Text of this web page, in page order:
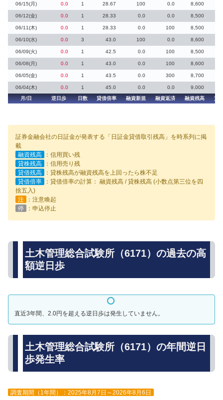
06/15(月) 0.0 1 28.67 100 0.0 8,600
06/12(金) 0.0 1 28.33 0.0 0.0 8,500
06/11(木) 0.0 1 28.33 0.0 100 8,500
06/10(水) 0.0 3 43.0 100 0.0 8,600
06/09(火) 0.0 1 42.5 0.0 100 8,500
06/08(月) 0.0 1 43.0 0.0 100 8,600
06/05(金) 0.0 1 43.5 0.0 300 8,700
06/04(木) 0.0 1 45.0 0.0 0.0
9,000
月/日
逆日歩 日数 貸借倍率 融資新規 融資返済 融資残高 貸
証券金融会社の日証金が発表する「日証金貸借取引残高」を時系列に掲
載
融資残高
：信用買い残
貸株残高
：信用売り残
貸借残高
：貸株残高が融資残高を上回ったら株不足
貸借倍率
：貸借倍率の計算： 融資残高 / 貸株残高 (小数点第三位を四
捨五入)
注
：注意喚起
停
：申込停止
土木管理総合試験所（6171）の過去の高
額逆日歩
直近3年間、2.0円を超える逆日歩は発生していません。
土木管理総合試験所（6171）の年間逆日
歩発生率
調査期間（1年間）：2025年8月7日～2026年8月6日